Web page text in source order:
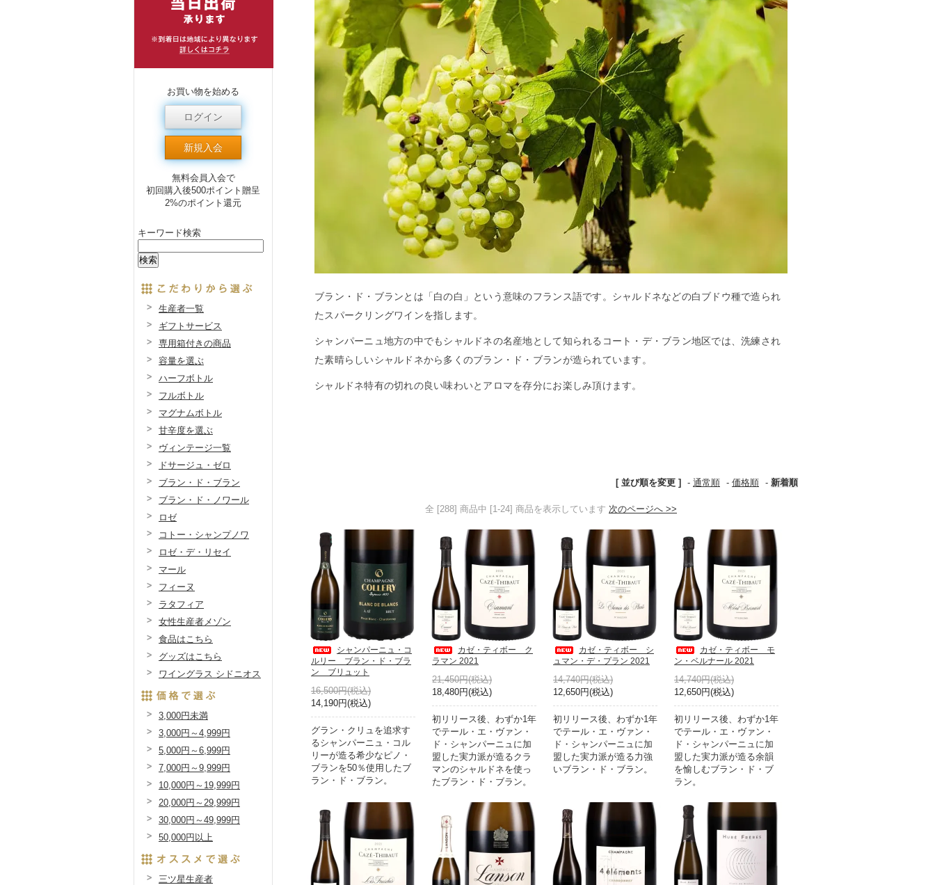
ブラン・ド・ブランとは「白の白」という意味のフランス語です。シャルドネなどの白ブドウ種で造られ
たスパークリングワインを指します。
シャンパーニュ地方の中でもシャルドネの名産地として知られるコート・デ・ブラン地区では、洗練され
た素晴らしいシャルドネから多くのブラン・ド・ブランが造られています。
シャルドネ特有の切れの良い味わいとアロマを存分にお楽しみ頂けます。
[ 並び順を変更 ] - 通常順 - 価格順 - 新着順
全 [288] 商品中 [1-24] 商品を表示しています 次のページへ >>
シャンパーニュ・コ
ルリー ブラン・ド・ブラ
ン ブリュット
16,500円(税込)
14,190円(税込)
グラン・クリュを追求す
るシャンパーニュ・コル
リーが造る希少なピノ・
ブランを50％使用したブ
ラン・ド・ブラン。
カゼ・ティボー ク
ラマン 2021
21,450円(税込)
18,480円(税込)
初リリース後、わずか1年
でテール・エ・ヴァン・
ド・シャンパーニュに加
盟した実力派が造るクラ
マンのシャルドネを使っ
たブラン・ド・ブラン。
カゼ・ティボー シ
ュマン・デ・プラン 2021
14,740円(税込)
12,650円(税込)
初リリース後、わずか1年
でテール・エ・ヴァン・
ド・シャンパーニュに加
盟した実力派が造る力強
いブラン・ド・ブラン。
カゼ・ティボー モ
ン・ベルナール 2021
14,740円(税込)
12,650円(税込)
初リリース後、わずか1年
でテール・エ・ヴァン・
ド・シャンパーニュに加
盟した実力派が造る余韻
を愉しむブラン・ド・ブ
ラン。
お買い物を始める
ログイン
新規入会
無料会員入会で
初回購入後500ポイント贈呈
2%のポイント還元
キーワード検索
生産者一覧
ギフトサービス
専用箱付きの商品
容量を選ぶ
ハーフボトル
フルボトル
マグナムボトル
甘辛度を選ぶ
ヴィンテージ一覧
ドサージュ・ゼロ
ブラン・ド・ブラン
ブラン・ド・ノワール
ロゼ
コトー・シャンプノワ
ロゼ・デ・リセイ
マール
フィーヌ
ラタフィア
女性生産者メゾン
食品はこちら
グッズはこちら
ワイングラス シドニオス
3,000円未満
3,000円～4,999円
5,000円～6,999円
7,000円～9,999円
10,000円～19,999円
20,000円～29,999円
30,000円～49,999円
50,000円以上
三ツ星生産者